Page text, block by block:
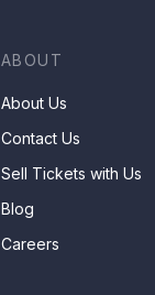
ABOUT
About Us
Contact Us
Sell Tickets with Us
Blog
Careers